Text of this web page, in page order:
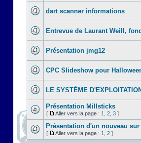
dart scanner informations
Entrevue de Laurant Weill,
Présentation jmg12
CPC Slideshow pour
LE SYSTÈME
Présentation Millsticks
[ Aller vers la page : 1 2 3 ]
Présentation d'un nouveau
[ Aller vers la page : 1 2 ]